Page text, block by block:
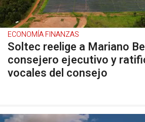
ECONOMÍA FINANZAS
Soltec reelige a Mariano
consejero ejecutivo y
vocales del consejo